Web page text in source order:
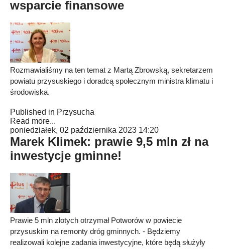
wsparcie finansowe
Rozmawialiśmy na ten temat z Martą Zbrowską, sekretarzem
powiatu przysuskiego i doradcą społecznym ministra klimatu i
środowiska.
Published in Przysucha
Read more...
poniedziałek, 02 października 2023 14:20
Marek Klimek: prawie 9,5 mln zł na
inwestycje gminne!
Prawie 5 mln złotych otrzymał Potworów w powiecie
przysuskim na remonty dróg gminnych. - Będziemy
realizowali kolejne zadania inwestycyjne, które będą służyły